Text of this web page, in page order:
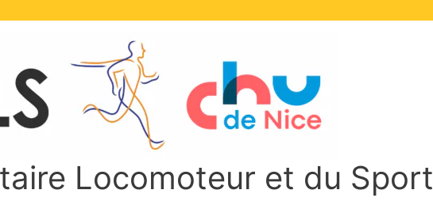
Locomoteur et du Sport